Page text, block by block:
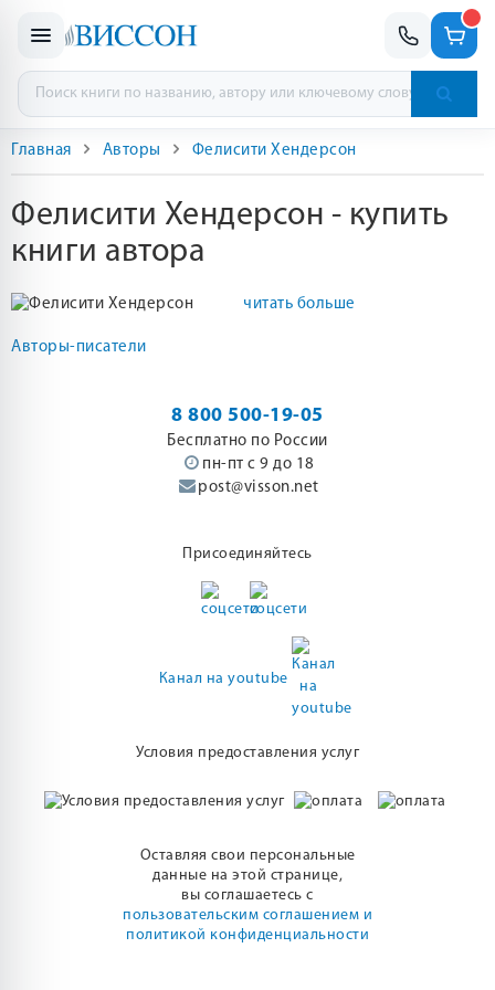
Главная Авторы Фелисити Хендерсон
Фелисити Хендерсон - купить
книги автора
читать больше
Авторы-писатели
8 800 500-19-05
Бесплатно по России
пн-пт с 9 до 18
post@visson.net
Присоединяйтесь
Канал на youtube
Условия предоставления услуг
Оставляя свои персональные
данные на этой странице,
вы соглашаетесь с
пользовательским соглашением и
политикой конфиденциальности